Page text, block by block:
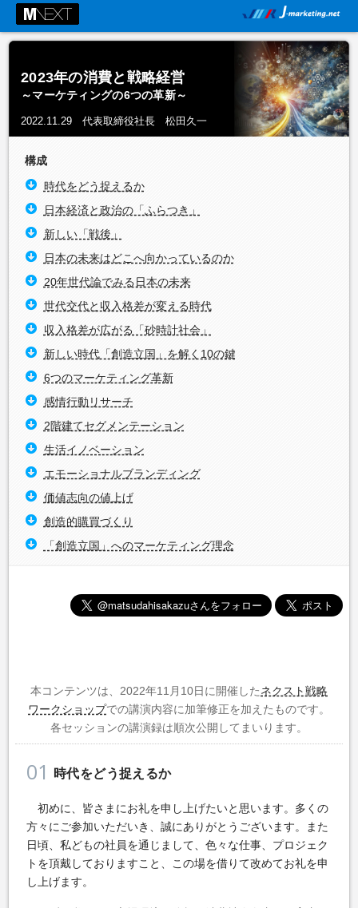
2023年の消費と戦略経営
～マーケティングの6つの革新～
2022.11.29 代表取締役社長 松田久一
構成
時代をどう捉えるか
日本経済と政治の「ふらつき」
新しい「戦後」
日本の未来はどこへ向かっているのか
20年世代論でみる日本の未来
世代交代と収入格差が変える時代
収入格差が広がる「砂時計社会」
新しい時代「創造立国」を解く10の鍵
6つのマーケティング革新
感情行動リサーチ
2階建てセグメンテーション
生活イノベーション
エモーショナルブランディング
価値志向の値上げ
創造的購買づくり
「創造立国」へのマーケティング理念
本コンテンツは、2022年11月10日に開催したネクスト戦略
ワークショップでの講演内容に加筆修正を加えたものです。
各セッションの講演録は順次公開してまいります。
01 時代をどう捉えるか
初めに、皆さまにお礼を申し上げたいと思います。多くの
方々にご参加いただいき、誠にありがとうございます。また
日頃、私どもの社員を通じまして、色々な仕事、プロジェク
トを頂戴しておりますこと、この場を借りて改めてお礼を申
し上げます。